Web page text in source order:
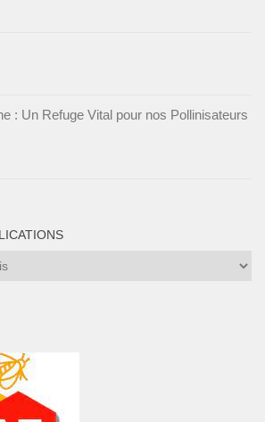
: Un Refuge Vital pour nos Pollinisateurs